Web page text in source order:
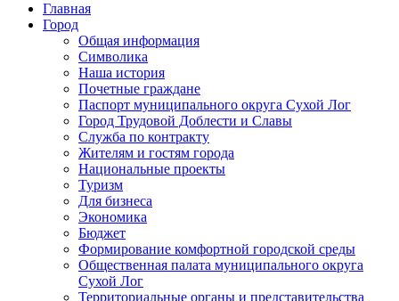
Главная
Город
Общая информация
Символика
Наша история
Почетные граждане
Паспорт муниципального округа Сухой Лог
Город Трудовой Доблести и Славы
Служба по контракту
Жителям и гостям города
Национальные проекты
Туризм
Для бизнеса
Экономика
Бюджет
Формирование комфортной городской среды
Общественная палата муниципального округа
Сухой Лог
Территориальные органы и представительства